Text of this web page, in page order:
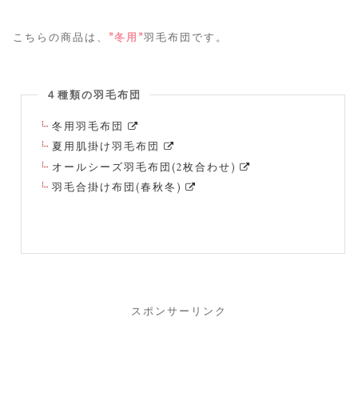
こちらの商品は、 ”冬用”羽毛布団です。
４種類の羽毛布団
冬用羽毛布団
夏用肌掛け羽毛布団
オールシーズ羽毛布団(2枚合わせ)
羽毛合掛け布団(春秋冬)
スポンサーリンク